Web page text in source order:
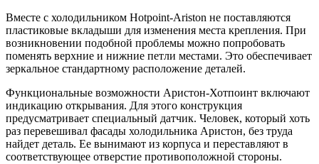
Вместе с холодильником Hotpoint-Ariston не поставляются
пластиковые вкладыши для изменения места крепления. При
возникновении подобной проблемы можно попробовать
поменять верхние и нижние петли местами. Это обеспечивает
зеркальное стандартному расположение деталей.
Функциональные возможности Аристон-Хотпоинт включают
индикацию открывания. Для этого конструкция
предусматривает специальный датчик. Человек, который хоть
раз перевешивал фасады холодильника Аристон, без труда
найдет деталь. Ее вынимают из корпуса и переставляют в
соответствующее отверстие противоположной стороны.